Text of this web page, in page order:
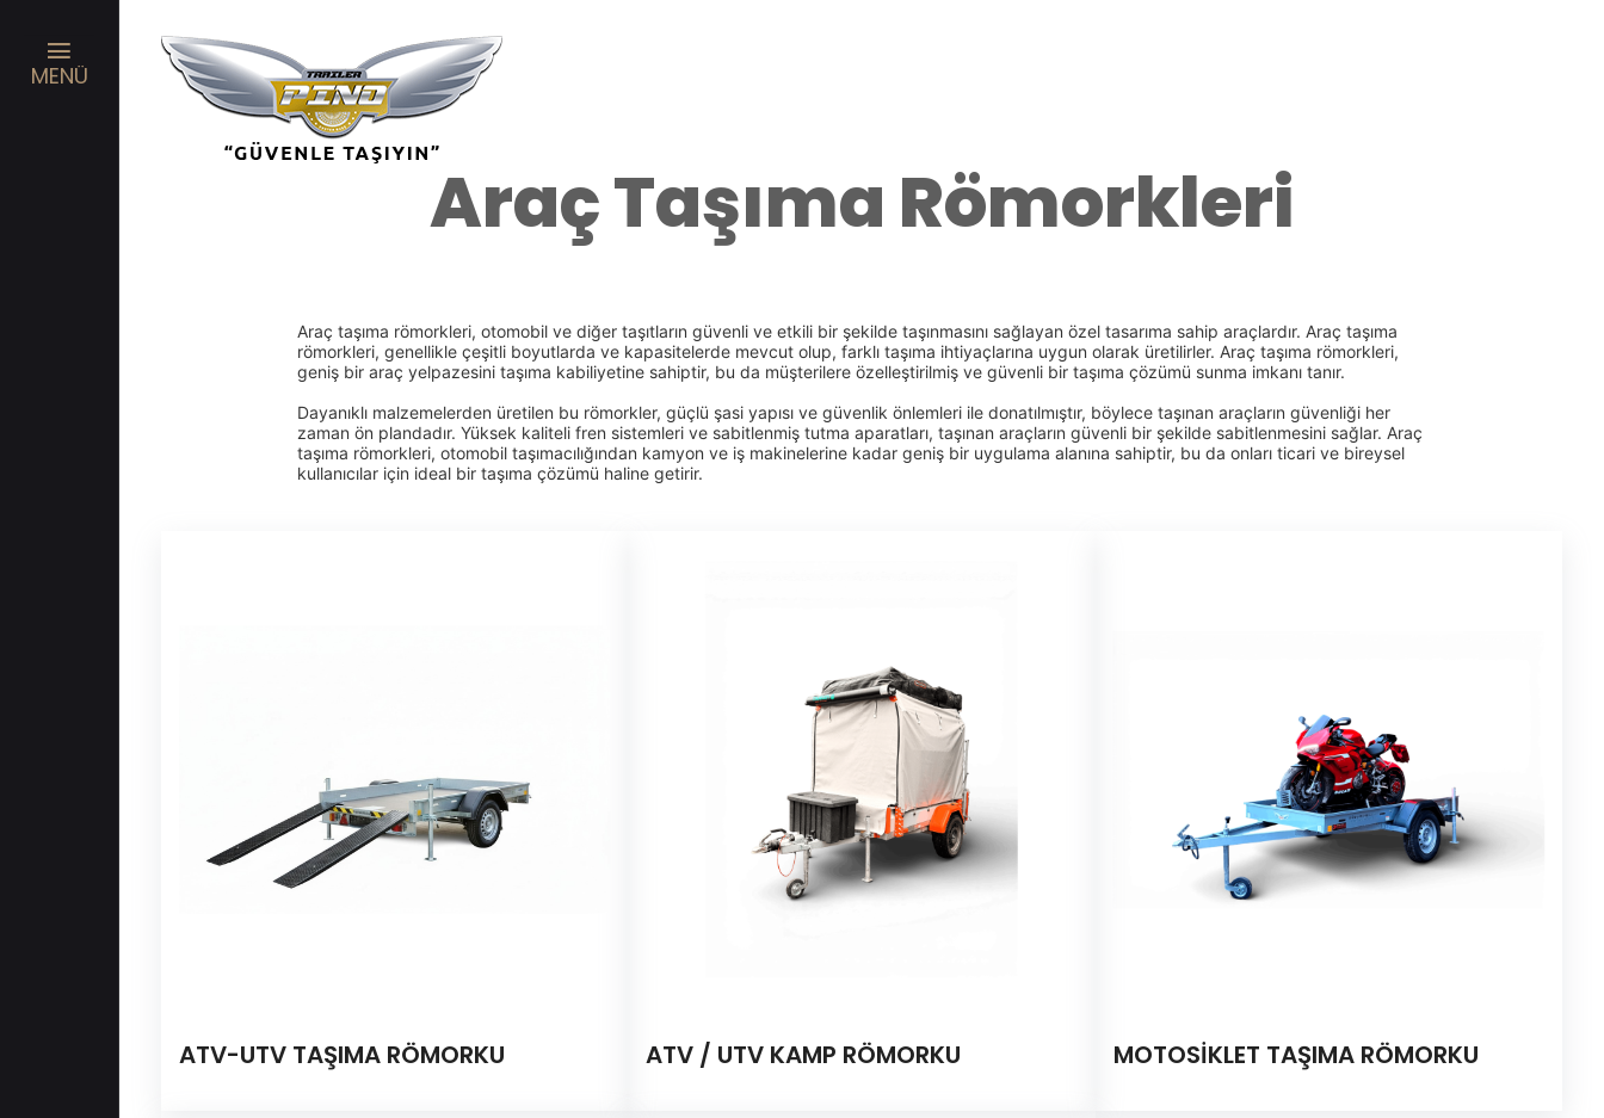
MENÜ
Araç Taşıma Römorkleri
Araç taşıma römorkleri, otomobil ve diğer taşıtların güvenli ve etkili bir şekilde taşınmasını sağlayan özel tasarıma sahip araçlardır. Araç taşıma
römorkleri, genellikle çeşitli boyutlarda ve kapasitelerde mevcut olup, farklı taşıma ihtiyaçlarına uygun olarak üretilirler. Araç taşıma römorkleri,
geniş bir araç yelpazesini taşıma kabiliyetine sahiptir, bu da müşterilere özelleştirilmiş ve güvenli bir taşıma çözümü sunma imkanı tanır.
Dayanıklı malzemelerden üretilen bu römorkler, güçlü şasi yapısı ve güvenlik önlemleri ile donatılmıştır, böylece taşınan araçların güvenliği her
zaman ön plandadır. Yüksek kaliteli fren sistemleri ve sabitlenmiş tutma aparatları, taşınan araçların güvenli bir şekilde sabitlenmesini sağlar. Araç
taşıma römorkleri, otomobil taşımacılığından kamyon ve iş makinelerine kadar geniş bir uygulama alanına sahiptir, bu da onları ticari ve bireysel
kullanıcılar için ideal bir taşıma çözümü haline getirir.
ATV-UTV TAŞIMA RÖMORKU ATV / UTV KAMP RÖMORKU MOTOSİKLET TAŞIMA RÖMORKU